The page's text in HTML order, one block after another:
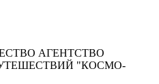
АГЕНТСТВО
"КОСМО-